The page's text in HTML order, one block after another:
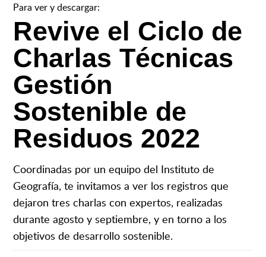
Para ver y descargar:
Revive el Ciclo de
Charlas Técnicas
Gestión
Sostenible de
Residuos 2022
Coordinadas por un equipo del Instituto de
Geografía, te invitamos a ver los registros que
dejaron tres charlas con expertos, realizadas
durante agosto y septiembre, y en torno a los
objetivos de desarrollo sostenible.